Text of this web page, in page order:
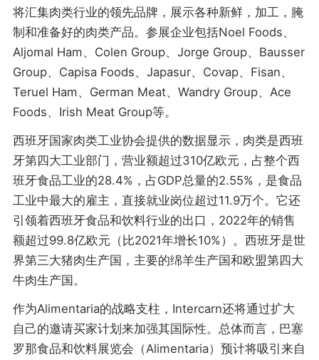
将汇集肉类行业的领先品牌，展示各种新鲜，加工，腌
制和准备好的肉类产品。参展企业包括Noel Foods、
Aljomal Ham、Colen Group、Jorge Group、Bausser
Group、Capisa Foods、Japasur、Covap、Fisan、
Teruel Ham、German Meat、Wandry Group、Ace
Foods、Irish Meat Group等。
西班牙国家肉类工业协会提供的数据显示，肉类是西班
牙第四大工业部门，营业额超过310亿欧元，占整个西
班牙食品工业的28.4%，占GDP总量的2.55%，是食品
工业中最大的雇主，直接就业岗位超过11.9万个。它还
引领着西班牙食品和饮料行业的出口，2022年的销售
额超过99.8亿欧元（比2021年增长10%）。西班牙是世
界第三大猪肉生产国，主要的绵羊生产国和欧盟第四大
牛肉生产国。
作为Alimentaria的战略支柱，Intercarn还将通过扩大
自己的邀请买家计划来加强其国际性。总体而言，巴塞
罗那食品和饮料展览会（Alimentaria）预计将吸引来自